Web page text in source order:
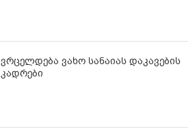
ვრცელდება ვახო სანაიას დაკავების
კადრები